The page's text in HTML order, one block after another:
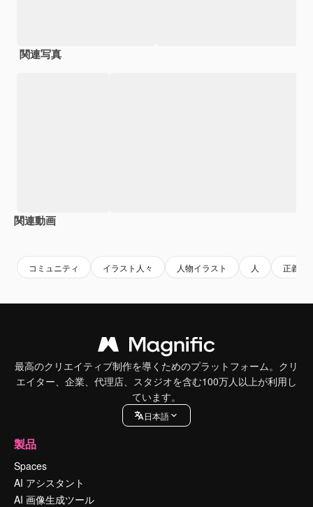
関連写真
関連動画
コミュニティ イラスト人々 人物イラスト 人 正義
最高のクリエイティブ制作を導くためのプラットフォーム。クリ
エイター、企業、代理店、スタジオを含む100万人以上が利用し
ています。
日本語
製品
Spaces
AI アシスタント
AI 画像生成ツール